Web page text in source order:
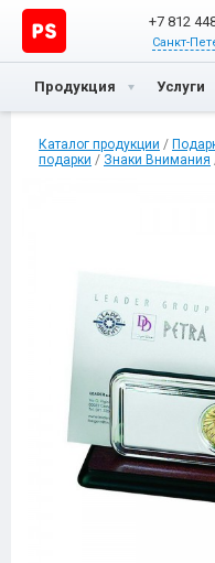
+7 812
Санкт-
Продукция Услуги
Каталог продукции /
подарки / Знаки Внимания